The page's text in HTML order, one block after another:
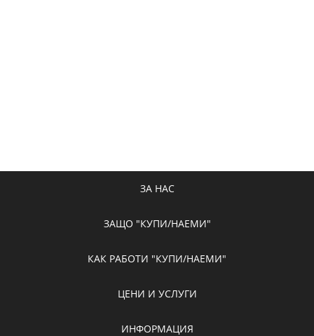
ЗА НАС
ЗАЩО "КУПИ/НАЕМИ"
КАК РАБОТИ "КУПИ/НАЕМИ"
ЦЕНИ И УСЛУГИ
ИНФОРМАЦИЯ